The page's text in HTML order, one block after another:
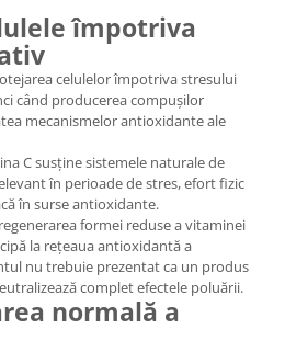
împotriva
celulelor împotriva stresului
când producerea compușilor
mecanismelor antioxidante ale
C susține sistemele naturale de
în perioade de stres, efort fizic
în surse antioxidante.
formei reduse a vitaminei
la rețeaua antioxidantă a
nu trebuie prezentat ca un produs
complet efectele poluării.
normală a